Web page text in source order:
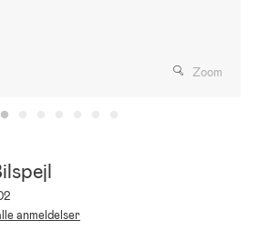
Zoom
anmeldelser